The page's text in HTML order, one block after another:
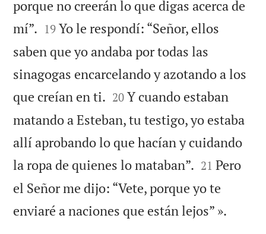
porque no creerán lo que digas acerca de
mí”. 

19 Yo le respondí: “Señor, ellos
saben que yo andaba por todas las
sinagogas encarcelando y azotando a los
que creían en ti. 

20 Y cuando estaban
matando a Esteban, tu testigo, yo estaba
allí aprobando lo que hacían y cuidando
la ropa de quienes lo mataban”. 

21 Pero
el Señor me dijo: “Vete, porque yo te
enviaré a naciones que están lejos” ».